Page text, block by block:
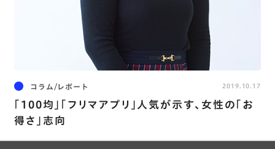
コラム/レポート
｢100均｣｢フリマアプリ｣人気が示す､女性の｢お
得さ｣志向
2019.10.17